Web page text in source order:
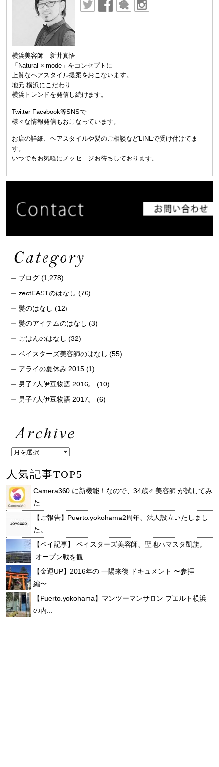
横浜美容師 新井真悟
「Natural × mode」をコンセプトに
上質なヘアスタイル提案をおこないます。
地元 横浜にこだわり
横浜トレンドを発信し続けます。
Twitter Facebook等SNSで
様々な情報発信もおこなっています。
お店の詳細、ヘアスタイルや髪のご相談などLINEで受け付けてま
す。
いつでもお気軽にメッセージお待ちしております。
ブログ (1,278)
zectEASTのはなし (76)
髪のはなし (12)
髪のアイテムのはなし (3)
ごはんのはなし (32)
ベイスターズ美容師のはなし (55)
アライの夏休み 2015 (1)
男子7人伊豆物語 2016。
(10)
男子7人伊豆物語 2017。
(6)
人気記事TOP5
Camera360 に新機能！なので、34歳♂ 美容師 が試してみ
た…...
【ご報告】Puerto.yokohama2周年、法人設立いたしまし
た。...
【ベイ記事】 ベイスターズ美容師、聖地ハマスタ凱旋。
オープン戦を観...
【金運UP】2016年の 一陽来復 ドキュメント 〜参拝
編〜...
【Puerto.yokohama】マンツーマンサロン プエルト横浜
の内...